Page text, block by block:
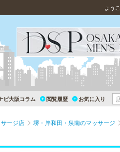
ようこ
ビ大阪コラム 閲覧履歴 お気に入り
ージ店 堺・岸和田・泉南のマッサージ